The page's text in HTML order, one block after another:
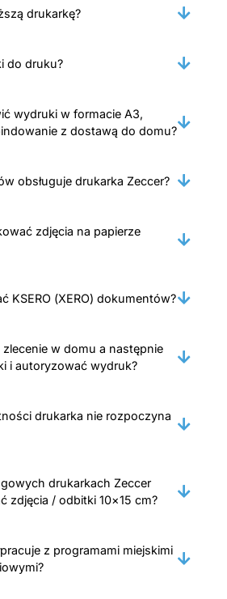
drukarkę?
do druku?
wydruki w formacie A3,
z dostawą do domu?
obsługuje drukarka Zeccer?
zdjęcia na papierze
KSERO (XERO) dokumentów?
zlecenie w domu a następnie
i autoryzować wydruk?
drukarka nie rozpoczyna
drukarkach Zeccer
zdjęcia / odbitki 10×15 cm?
z programami miejskimi